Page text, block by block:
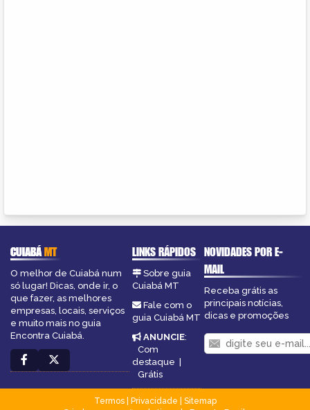
CUIABÁMT
O melhor de Cuiabá num
só lugar! Dicas, onde ir, o
que fazer, as melhores
empresas, locais, serviços
e muito mais no guia
Encontra Cuiabá.
LINKS RÁPIDOS
Sobre guia
Cuiabá MT
Fale com o
guia Cuiabá MT
ANUNCIE:
Com
destaque |
Grátis
NOVIDADES POR E-
MAIL
Receba grátis as
principais notícias,
dicas e promoções
Termos| Privacidade
Sitemap